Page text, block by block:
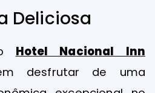
Deliciosa
Hotel Nacional Inn
desfrutar de uma